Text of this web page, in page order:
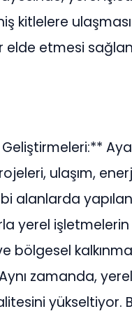
kitlelere
elde etmesi
ulaşım,
alanlarda yapılan
yerel
bölgesel
zamanda,
yükseltiyor.